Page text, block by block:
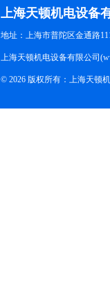
上海天顿机电设备
地址：上海市普陀区金通路
上海天顿机电设备有限公司
© 2026 版权所有：上海天顿